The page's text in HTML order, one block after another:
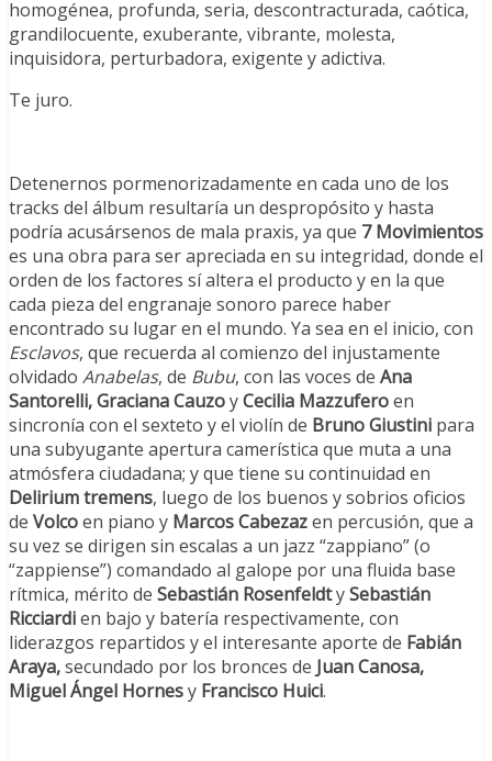
homogénea, profunda, seria, descontracturada, caótica,
grandilocuente, exuberante, vibrante, molesta,
inquisidora, perturbadora, exigente y adictiva.
Te juro.
Detenernos pormenorizadamente en cada uno de los
tracks del álbum resultaría un despropósito y hasta
podría acusársenos de mala praxis, ya que 7 Movimientos
es una obra para ser apreciada en su integridad, donde el
orden de los factores sí altera el producto y en la que
cada pieza del engranaje sonoro parece haber
encontrado su lugar en el mundo. Ya sea en el inicio, con
Esclavos, que recuerda al comienzo del injustamente
olvidado Anabelas, de Bubu, con las voces de Ana
Santorelli, Graciana CauzoyCecilia Mazzuferoen
sincronía con el sexteto y el violín de Bruno Giustini para
una subyugante apertura camerística que muta a una
atmósfera ciudadana; y que tiene su continuidad en
Delirium tremens, luego de los buenos y sobrios oficios
de Volcoen piano y Marcos Cabezazen percusión, que a
su vez se dirigen sin escalas a un jazz “zappiano” (o
“zappiense”) comandado al galope por una fluida base
rítmica, mérito de Sebastián RosenfeldtySebastián
Ricciardien bajo y batería respectivamente, con
liderazgos repartidos y el interesante aporte de Fabián
Araya,secundado por los bronces de Juan Canosa,
Miguel Ángel Hornesy Francisco Huici.